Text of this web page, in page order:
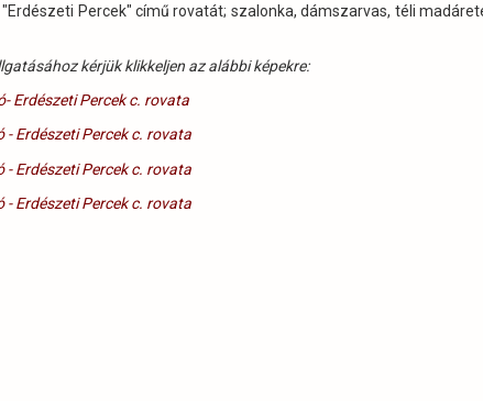
Percek" című rovatát; szalonka, dámszarvas, téli
kérjük klikkeljen az alábbi képekre: